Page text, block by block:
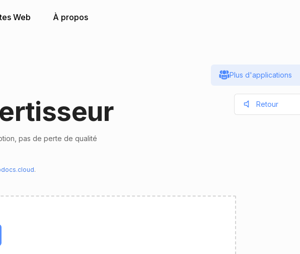
Web À propos
pas de perte de qualité
.
Plus d'applications
Retour